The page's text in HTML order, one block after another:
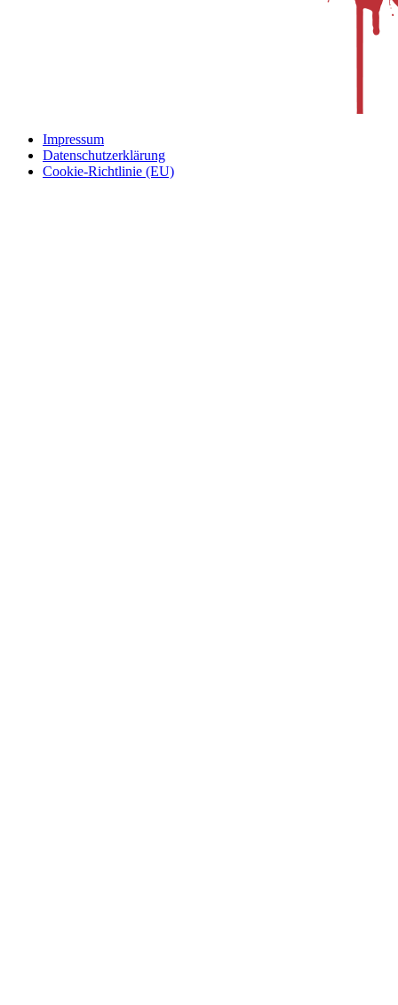
Impressum
Datenschutzerklärung
Cookie-Richtlinie (EU)